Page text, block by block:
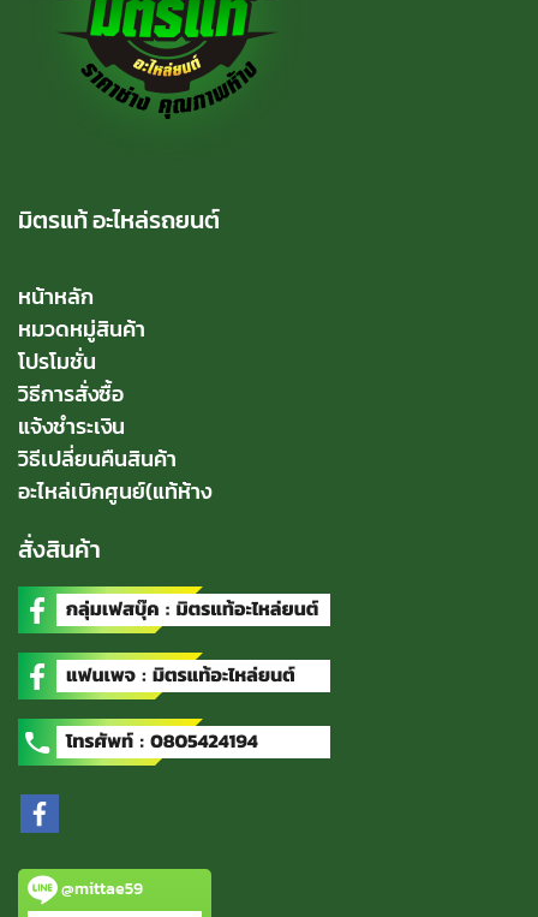
มิตรแท้ อะไหล่รถยนต์
หน้าหลัก
หมวดหมู่สินค้า
โปรโมชั่น
วิธีการสั่งซื้อ
แจ้งชำระเงิน
วิธีเปลี่ยนคืนสินค้า
อะไหล่เบิกศูนย์(แท้ห้าง
สั่งสินค้า
@mittae59